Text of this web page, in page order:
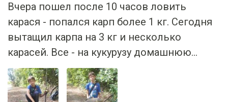
Вчера пошел после 10 часов ловить
карася - попался карп более 1 кг. Сегодня
вытащил карпа на 3 кг и несколько
карасей. Все - на кукурузу домашнюю...